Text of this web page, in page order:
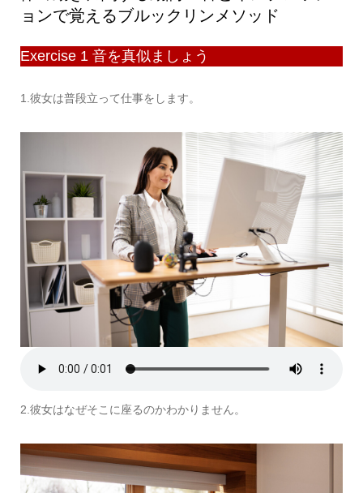
ョンで覚えるブルックリンメソッド
Exercise 1 音を真似ましょう
1.彼女は普段立って仕事をします。
2.彼女はなぜそこに座るのかわかりません。